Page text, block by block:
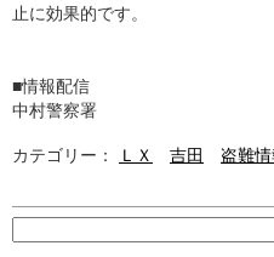
止に効果的です。
■情報配信
中村警察署
カテゴリー： ＬＸ 吉田 盗難情